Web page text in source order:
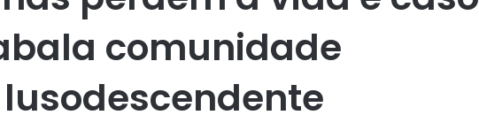
comunidade
lusodescendente